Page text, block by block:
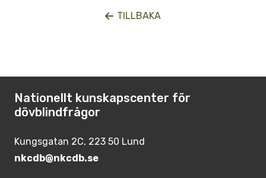
TILLBAKA
Nationellt kunskapscenter för
dövblindfrågor
Kungsgatan 2C, 223 50 Lund
nkcdb@nkcdb.se